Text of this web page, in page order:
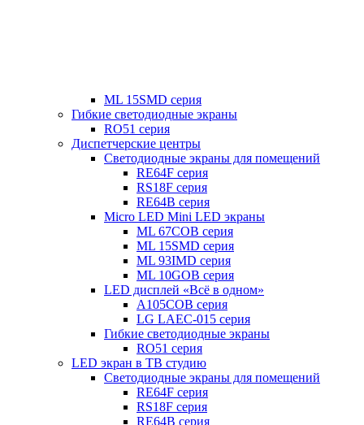
ML 15SMD серия
Гибкие светодиодные экраны
RO51 серия
Диспетчерские центры
Светодиодные экраны для помещений
RE64F серия
RS18F серия
RE64B серия
Micro LED Mini LED экраны
ML 67COB серия
ML 15SMD серия
ML 93IMD серия
ML 10GOB серия
LED дисплей «Всё в одном»
A105COB серия
LG LAEC-015 серия
Гибкие светодиодные экраны
RO51 серия
LED экран в ТВ студию
Светодиодные экраны для помещений
RE64F серия
RS18F серия
RE64B серия